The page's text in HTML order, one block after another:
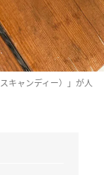
キャンディー）」が人